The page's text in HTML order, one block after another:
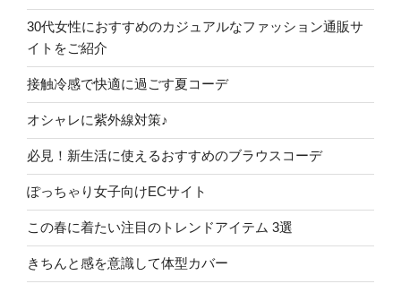
30代女性におすすめのカジュアルなファッション通販サ
イトをご紹介
接触冷感で快適に過ごす夏コーデ
オシャレに紫外線対策♪
必見！新生活に使えるおすすめのブラウスコーデ
ぽっちゃり女子向けECサイト
この春に着たい注目のトレンドアイテム 3選
きちんと感を意識して体型カバー